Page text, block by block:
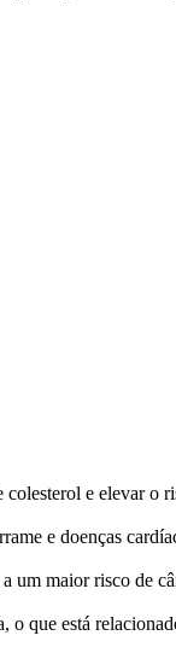
e elevar o
e doenças
um maior risco de
o que está